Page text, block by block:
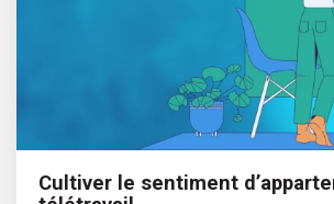
Cultiver le sentiment